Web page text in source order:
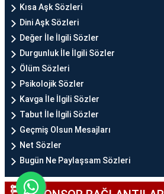
Kısa Aşk Sözleri
Dini Aşk Sözleri
Değer İle İlgili Sözler
Durgunluk İle İlgili Sözler
Ölüm Sözleri
Psikolojik Sözler
Kavga İle İlgili Sözler
Tabut İle İlgili Sözler
Geçmiş Olsun Mesajları
Net Sözler
Bugün Ne Paylaşsam Sözleri